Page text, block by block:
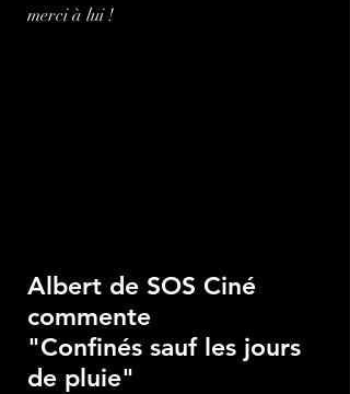
merci à lui !
Albert de SOS Ciné
commente
"Confinés sauf les jours
de pluie"